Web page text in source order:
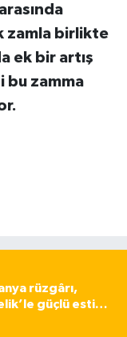
zamla birlikte
ek bir artış
bu zamma
rüzgârı,
güçlü esti…